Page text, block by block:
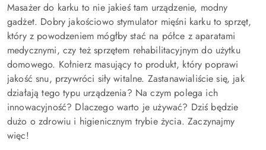
Masażer do karku to nie jakieś tam urządzenie, modny
gadżet. Dobry jakościowo stymulator mięśni karku to sprzęt,
który z powodzeniem mógłby stać na półce z aparatami
medycznymi, czy też sprzętem rehabilitacyjnym do użytku
domowego. Kołnierz masujący to produkt, który poprawi
jakość snu, przywróci siły witalne. Zastanawialiście się, jak
działają tego typu urządzenia? Na czym polega ich
innowacyjność? Dlaczego warto je używać? Dziś będzie
dużo o zdrowiu i higienicznym trybie życia. Zaczynajmy
więc!